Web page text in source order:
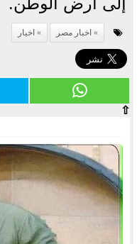
اخبار مصر اخيار
⇧